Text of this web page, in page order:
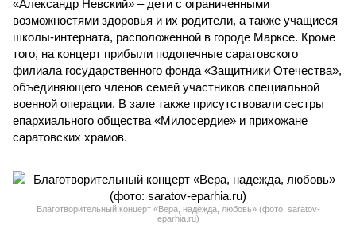
«Александр Невский» – дети с ограниченными
возможностями здоровья и их родители, а также учащиеся
школы-интерната, расположенной в городе Марксе. Кроме
того, на концерт прибыли подопечные саратовского
филиала государственного фонда «Защитники Отечества»,
объединяющего членов семей участников специальной
военной операции. В зале также присутствовали сестры
епархиального общества «Милосердие» и прихожане
саратовских храмов.
Благотворительный концерт «Вера, надежда, любовь» (фото: saratov-
eparhia.ru)